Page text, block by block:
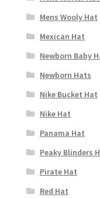
Mens Wooly Hat
Mexican Hat
Newborn Baby
Newborn Hats
Nike Bucket Hat
Nike Hat
Panama Hat
Peaky Blinders
Pirate Hat
Red Hat